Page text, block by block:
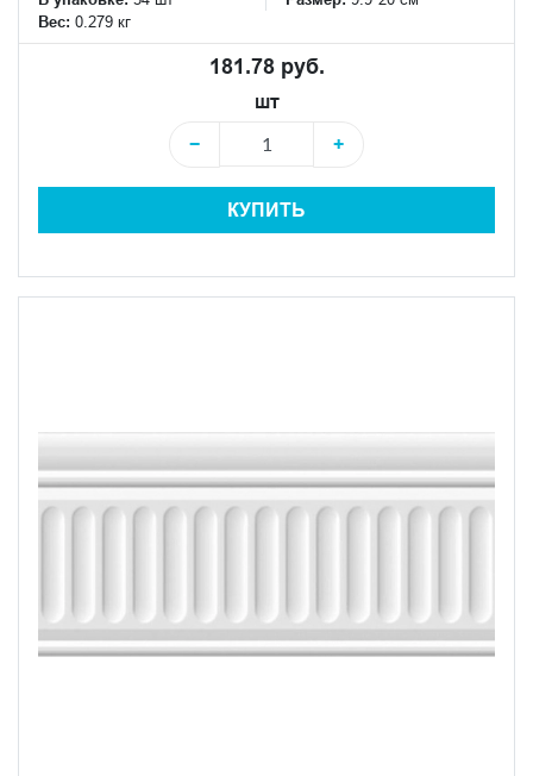
Вес: 0.279 кг
181.78 руб.
шт
−
+
КУПИТЬ